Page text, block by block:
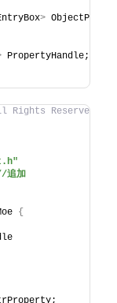
>
PropertyHandle;
Rights Reserved.
加
{